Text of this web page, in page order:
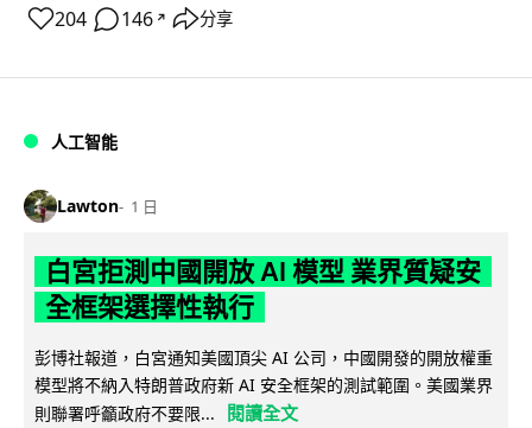
204 146 ↗ 分享
人工智能
Lawton 1 日
白宮拒測中國開放 AI 模型 業界質疑安
全框架選擇性執行
彭博社報道，白宮通知美國頂尖 AI 公司，中國開發的開放權重
模型將不納入特朗普政府新 AI 安全框架的測試範圍。美國業界
則聯署呼籲政府不要限...
閱讀全文